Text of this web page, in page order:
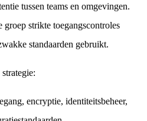
tussen teams en omgevingen.
groep strikte toegangscontroles
standaarden gebruikt.
encryptie, identiteitsbeheer,